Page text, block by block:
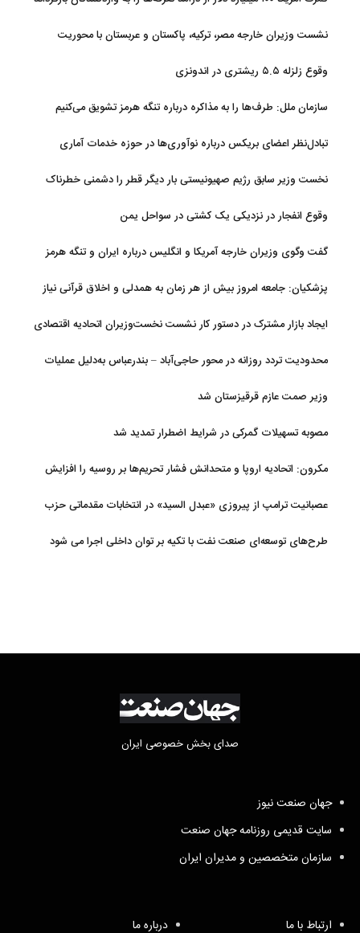
نشست وزیران خارجه مصر، ترکیه، پاکستان و عربستان با محوریت
وقوع زلزله ۵.۵ ریشتری در اندونزی
سازمان ملل: طرف‌ها را به مذاکره درباره تنگه هرمز تشویق می‌کنیم
تبادل‌نظر اعضای بریکس درباره نوآوری‌ها در حوزه خدمات آماری
نخست وزیر سابق رژیم صهیونیستی بار دیگر قطر را دشمنی خطرناک
وقوع انفجار در نزدیکی یک کشتی در سواحل یمن
گفت وگوی وزیران خارجه آمریکا و انگلیس درباره ایران و تنگه هرمز
پزشکیان: جامعه امروز بیش از هر زمان به همدلی و اخلاق قرآنی نیاز
ایجاد بازار مشترک در دستور کار نشست نخست‌وزیران اتحادیه اقتصادی
محدودیت تردد روزانه در محور حاجی‌آباد – بندرعباس به‌دلیل عملیات
وزیر صمت عازم قرقیزستان شد
مصوبه تسهیلات گمرکی در شرایط اضطرار تمدید شد
مکرون: اتحادیه اروپا و متحدانش فشار تحریم‌ها بر روسیه را افزایش
عصبانیت ترامپ از پیروزی «عبدل السید» در انتخابات مقدماتی حزب
طرح‌های توسعه‌ای صنعت نفت با تکیه بر توان داخلی اجرا می شود
صدای بخش خصوصی ایران
جهان صنعت نیوز
سایت قدیمی روزنامه جهان صنعت
سازمان متخصصین و مدیران ایران
ارتباط با ما درباره ما